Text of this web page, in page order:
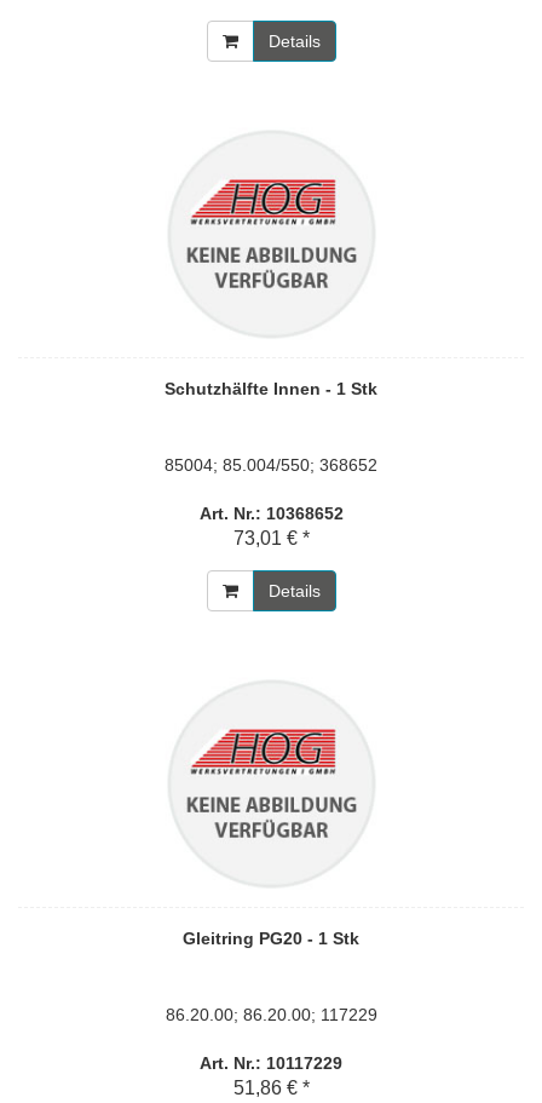
Details
Schutzhälfte Innen - 1 Stk
85004; 85.004/550; 368652
Art. Nr.: 10368652
73,01 € *
Details
Gleitring PG20 - 1 Stk
86.20.00; 86.20.00; 117229
Art. Nr.: 10117229
51,86 € *